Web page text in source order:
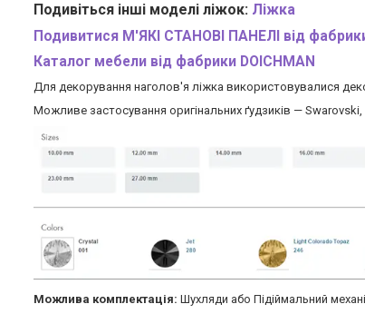
Подивіться інші моделі ліжок: Ліжка
Подивитися М'ЯКІ СТАНОВІ ПАНЕЛІ від
Каталог мебели від фабрики DOICHMAN
Для декорування наголов'я ліжка використовувалися
Можливе застосування оригінальних ґудзиків — Swarovski,
Можлива комплектація: Шухляди або Підіймальний